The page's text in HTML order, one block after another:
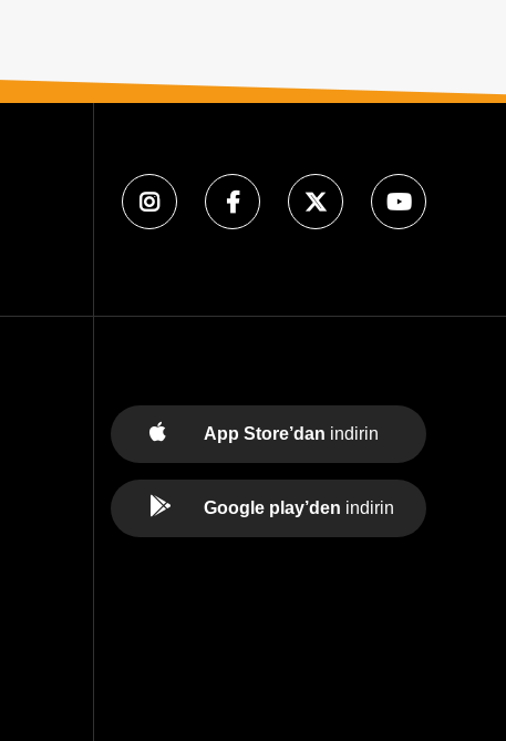
App Store’dan indirin
Google play’den indirin